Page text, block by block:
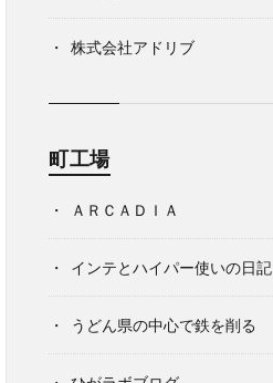
株式会社アドリブ
町工場
ＡＲＣＡＤＩＡ
インテとハイパー使いの日記
うどん県の中心で鉄を削る